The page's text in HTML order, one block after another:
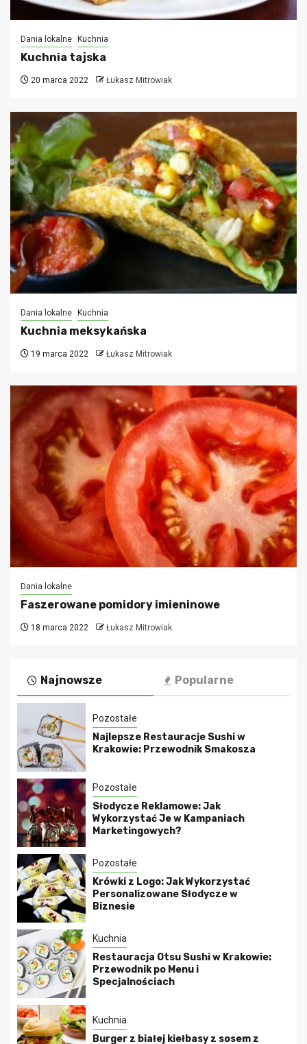
Dania lokalne Kuchnia
Kuchnia tajska
20 marca 2022 Łukasz Mitrowiak
Dania lokalne Kuchnia
Kuchnia meksykańska
19 marca 2022 Łukasz Mitrowiak
Dania lokalne
Faszerowane pomidory imieninowe
18 marca 2022 Łukasz Mitrowiak
Najnowsze Popularne
Pozostałe
Najlepsze Restauracje Sushi w
Krakowie: Przewodnik Smakosza
Pozostałe
Słodycze Reklamowe: Jak
Wykorzystać Je w Kampaniach
Marketingowych?
Pozostałe
Krówki z Logo: Jak Wykorzystać
Personalizowane Słodycze w
Biznesie
Kuchnia
Restauracja Otsu Sushi w Krakowie:
Przewodnik po Menu i
Specjalnościach
Kuchnia
Burger z białej kiełbasy z sosem z